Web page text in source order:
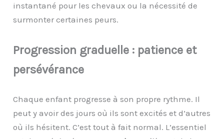
instantané pour les chevaux ou la nécessité de
surmonter certaines peurs.
Progression graduelle : patience et
persévérance
Chaque enfant progresse à son propre rythme. Il
peut y avoir des jours où ils sont excités et d’autres
où ils hésitent. C’est tout à fait normal. L’essentiel